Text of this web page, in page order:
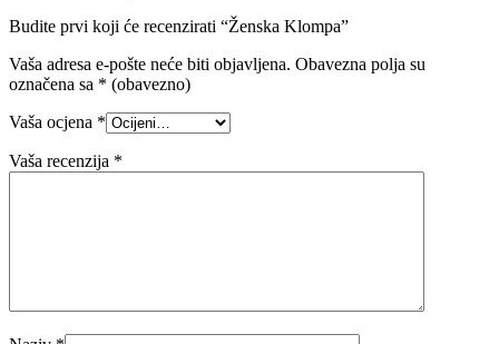
Budite prvi koji će recenzirati “Ženska Klompa”
Vaša adresa e-pošte neće biti objavljena. Obavezna polja su
označena sa * (obavezno)
Vaša ocjena *
Vaša recenzija *